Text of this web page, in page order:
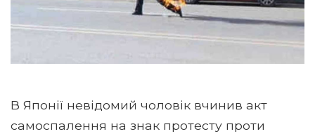
В Японії невідомий чоловік вчинив акт
самоспалення на знак протесту проти